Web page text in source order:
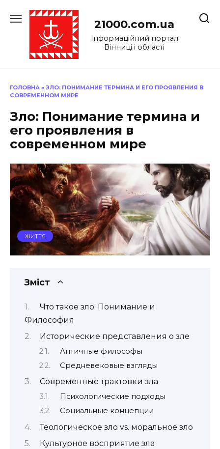
до
21000.com.ua
Інформаційний портал
Вінниці і області
ГОЛОВНА » ЗЛО: ПОНИМАНИЕ ТЕРМИНА И ЕГО ПРОЯВЛЕНИЯ В
СОВРЕМЕННОМ МИРЕ
Зло: Понимание термина и
его проявления в
современном мире
ЖИТТЯ
Зміст
Что такое зло: Понимание и
Философия
Исторические представления о зле
Античные философы
Средневековые взгляды
Современные трактовки зла
Психологические подходы
Социальные концепции
Теологическое зло vs. моральное зло
Культурное восприятие зла